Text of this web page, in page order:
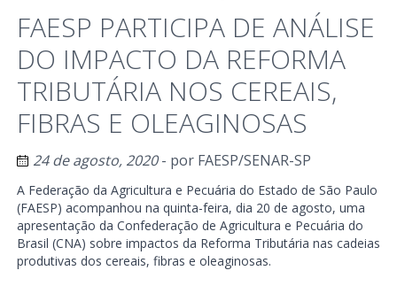
FAESP PARTICIPA DE ANÁLISE
DO IMPACTO DA REFORMA
TRIBUTÁRIA NOS CEREAIS,
FIBRAS E OLEAGINOSAS
24 de agosto, 2020- por FAESP/SENAR-SP
A Federação da Agricultura e Pecuária do Estado de São Paulo
(FAESP) acompanhou na quinta-feira, dia 20 de agosto, uma
apresentação da Confederação de Agricultura e Pecuária do
Brasil (CNA) sobre impactos da Reforma Tributária nas cadeias
produtivas dos cereais, fibras e oleaginosas.